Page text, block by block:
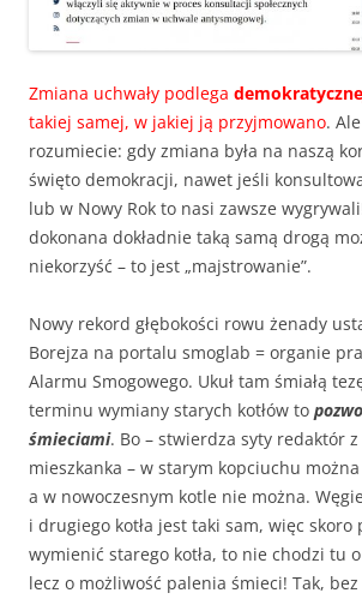
Zmiana uchwały podlega
takiej samej, w jakiej ją przyjmowano.
rozumiecie: gdy zmiana była na naszą
święto demokracji, nawet jeśli
lub w Nowy Rok to nasi zawsze
dokonana dokładnie taką samą drogą
niekorzyść – to jest „majstrowanie”.
Nowy rekord głębokości rowu żenady
Borejza na portalu smoglab = organie
Alarmu Smogowego. Ukuł tam śmiałą
terminu wymiany starych kotłów to
śmieciami. Bo – stwierdza syty redaktór z
mieszkanka – w starym kopciuchu
a w nowoczesnym kotle nie można.
i drugiego kotła jest taki sam, więc skoro
wymienić starego kotła, to nie chodzi tu
lecz o możliwość palenia śmieci! Tak,